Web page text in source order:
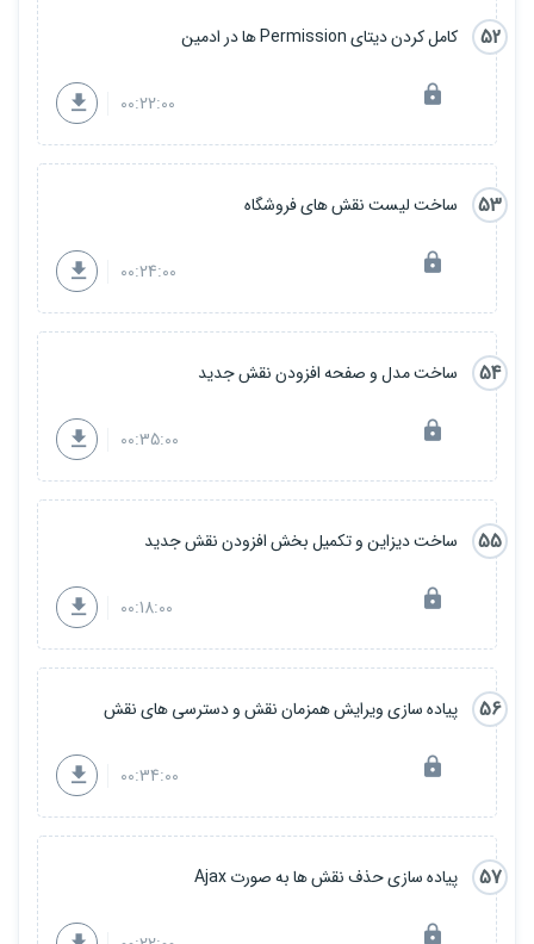
52 کامل کردن دیتای Permission ها در ادمین
00:22:00
53 ساخت لیست نقش های فروشگاه
00:24:00
54 ساخت مدل و صفحه افزودن نقش جدید
00:35:00
55 ساخت دیزاین و تکمیل بخش افزودن نقش جدید
00:18:00
56 پیاده سازی ویرایش همزمان نقش و دسترسی های نقش
00:34:00
57 پیاده سازی حذف نقش ها به صورت Ajax